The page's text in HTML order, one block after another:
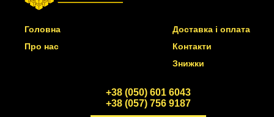
Головна
Про нас
Доставка і оплата
Контакти
Знижки
+38 (050) 601 6043
+38 (057) 756 9187